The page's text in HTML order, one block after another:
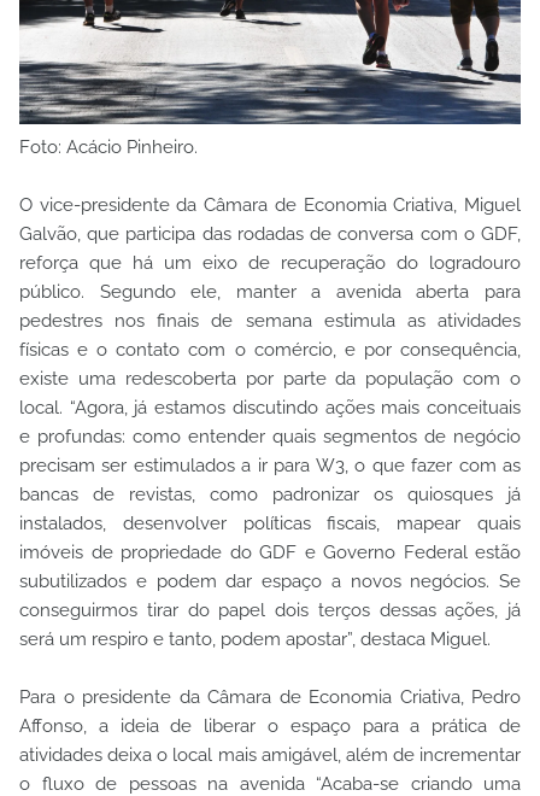
Foto: Acácio Pinheiro.
O vice-presidente da Câmara de Economia Criativa, Miguel
Galvão, que participa das rodadas de conversa com o GDF,
reforça que há um eixo de recuperação do logradouro
público. Segundo ele, manter a avenida aberta para
pedestres nos finais de semana estimula as atividades
físicas e o contato com o comércio, e por consequência,
existe uma redescoberta por parte da população com o
local. “Agora, já estamos discutindo ações mais conceituais
e profundas: como entender quais segmentos de negócio
precisam ser estimulados a ir para W3, o que fazer com as
bancas de revistas, como padronizar os quiosques já
instalados, desenvolver políticas fiscais, mapear quais
imóveis de propriedade do GDF e Governo Federal estão
subutilizados e podem dar espaço a novos negócios. Se
conseguirmos tirar do papel dois terços dessas ações, já
será um respiro e tanto, podem apostar”, destaca Miguel.
Para o presidente da Câmara de Economia Criativa, Pedro
Affonso, a ideia de liberar o espaço para a prática de
atividades deixa o local mais amigável, além de incrementar
o fluxo de pessoas na avenida “Acaba-se criando uma